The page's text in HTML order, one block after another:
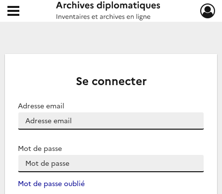
Archives diplomatiques
Ouvrir le menu déroulant
Se connecter
Adresse email
Mot de passe
Mot de passe oublié